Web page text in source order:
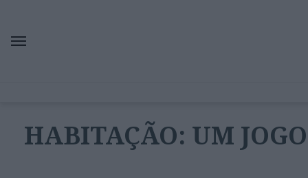
HABITAÇÃO: UM